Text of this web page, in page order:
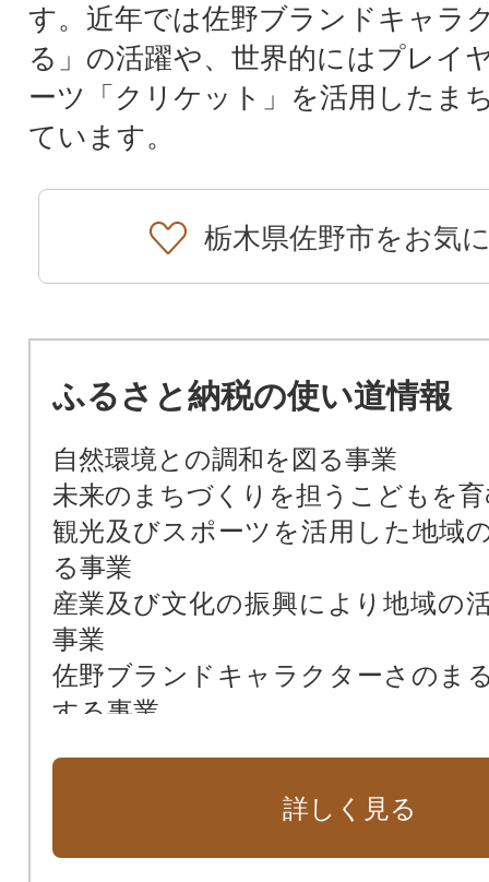
す。近年では佐野ブランドキャラ
る」の活躍や、世界的にはプレイ
ーツ「クリケット」を活用したま
ています。
栃木県佐野市をお気
ふるさと納税の使い道情報
自然環境との調和を図る事業
未来のまちづくりを担うこどもを
観光及びスポーツを活用した地域
る事業
産業及び文化の振興により地域の
事業
佐野ブランドキャラクターさのま
する事業
その他まちづくりに関する事業（
詳しく見る